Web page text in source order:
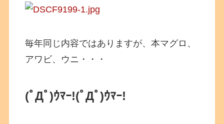
毎年同じ内容ではありますが、本マグロ、
アワビ、ウニ・・・
(ﾟДﾟ)ｳﾏｰ!(ﾟДﾟ)ｳﾏｰ!